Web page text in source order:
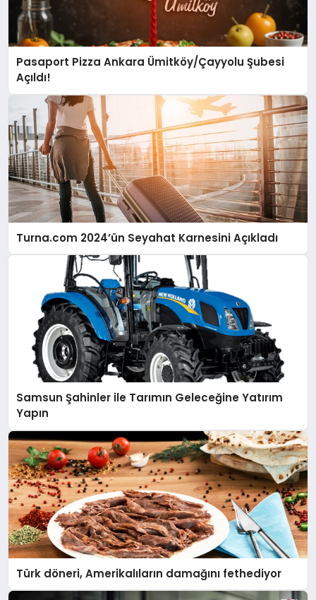
Pasaport Pizza Ankara Ümitköy/Çayyolu Şubesi
Açıldı!
Turna.com 2024’ün Seyahat Karnesini Açıkladı
Samsun Şahinler ile Tarımın Geleceğine Yatırım
Yapın
Türk döneri, Amerikalıların damağını fethediyor